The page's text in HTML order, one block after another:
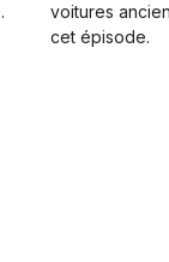
voitures
cet épisode.